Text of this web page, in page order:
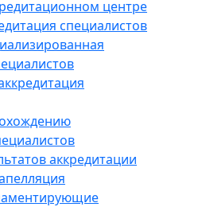
центре
специалистов
аккредитации